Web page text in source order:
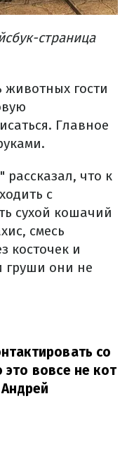
страница
животных гости
Главное
что к
с
сухой кошачий
смесь
косточек и
груши они не
со
вовсе не кот